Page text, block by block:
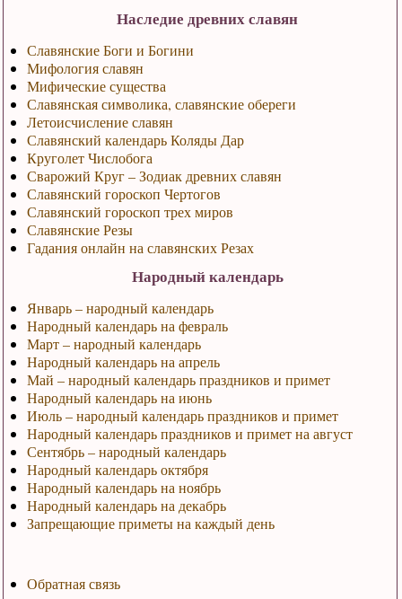
Наследие древних славян
Славянские Боги и Богини
Мифология славян
Мифические существа
Славянская символика, славянские обереги
Летоисчисление славян
Славянский календарь Коляды Дар
Круголет Числобога
Сварожий Круг – Зодиак древних славян
Славянский гороскоп Чертогов
Славянский гороскоп трех миров
Славянские Резы
Гадания онлайн на славянских Резах
Народный календарь
Январь – народный календарь
Народный календарь на февраль
Март – народный календарь
Народный календарь на апрель
Май – народный календарь праздников и примет
Народный календарь на июнь
Июль – народный календарь праздников и примет
Народный календарь праздников и примет на август
Сентябрь – народный календарь
Народный календарь октября
Народный календарь на ноябрь
Народный календарь на декабрь
Запрещающие приметы на каждый день
Обратная связь